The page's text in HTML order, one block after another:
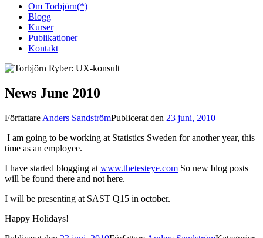
Om Torbjörn(*)
Blogg
Kurser
Publikationer
Kontakt
News June 2010
Författare Anders SandströmPublicerat den 23 juni, 2010
I am going to be working at Statistics Sweden for another year, this
time as an employee.
I have started blogging at www.thetesteye.com So new blog posts
will be found there and not here.
I will be presenting at SAST Q15 in october.
Happy Holidays!